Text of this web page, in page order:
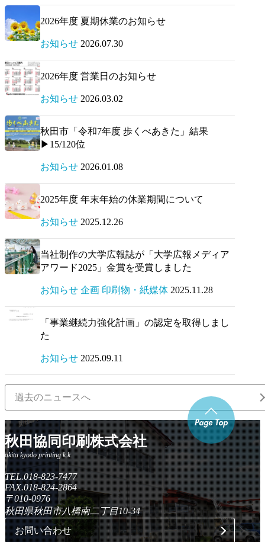
2026年度 夏期休業のお知らせ
お知らせ 2026.07.30
2026年度 営業日のお知らせ
お知らせ 2026.03.02
秋田市「令和7年度 歩くべあきた」結果
▶15/120位
お知らせ 2026.01.08
2025年度 年末年始の休業期間について
お知らせ 2025.12.26
当社制作の大学広報誌が「大学広報メディア
アワード2025」金賞を受賞しました
お知らせ 企画 印刷物・紙媒体 2025.11.28
「事業継続力強化計画」の認定を取得しまし
た
お知らせ 2025.09.11
過去のニュースへ
秋田協同印刷株式会社
TEL.018-823-7477
FAX.018-824-2864
〒010-0976
秋田県秋田市八橋南二丁目10-34
お問い合わせ